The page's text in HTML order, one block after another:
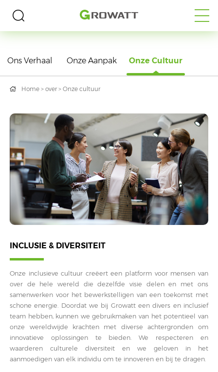
Ons Verhaal Onze Aanpak Onze Cultuur
Home >over>Onze cultuur
INCLUSIE & DIVERSITEIT
Onze inclusieve cultuur creëert een platform voor mensen van
over de hele wereld die dezelfde visie delen en met ons
samenwerken voor het bewerkstelligen van een toekomst met
schone energie. Doordat we bij Growatt een divers en inclusief
team hebben, kunnen we gebruikmaken van het potentieel van
onze wereldwijde krachten met diverse achtergronden om
innovatieve oplossingen te bieden. We respecteren en
waarderen culturele diversiteit en we geloven in het
aanmoedigen van elk individu om te innoveren en bij te dragen.